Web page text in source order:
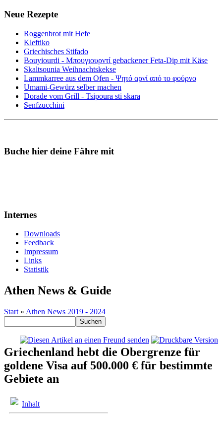
Neue Rezepte
Roggenbrot mit Hefe
Kleftiko
Griechisches Stifado
Bouyiourdi - Μπουγιουρντί gebackener Feta-Dip mit Käse
Skaltsounia Weihnachtskekse
Lammkarree aus dem Ofen - Ψητό αρνί από το φούρνο
Umami-Gewürz selber machen
Dorade vom Grill - Tsipoura sti skara
Senfzucchini
Buche hier deine Fähre mit
Internes
Downloads
Feedback
Impressum
Links
Statistik
Athen News & Guide
Start » Athen News 2019 - 2024
Griechenland hebt die Obergrenze für
goldene Visa auf 500.000 € für bestimmte
Gebiete an
Inhalt